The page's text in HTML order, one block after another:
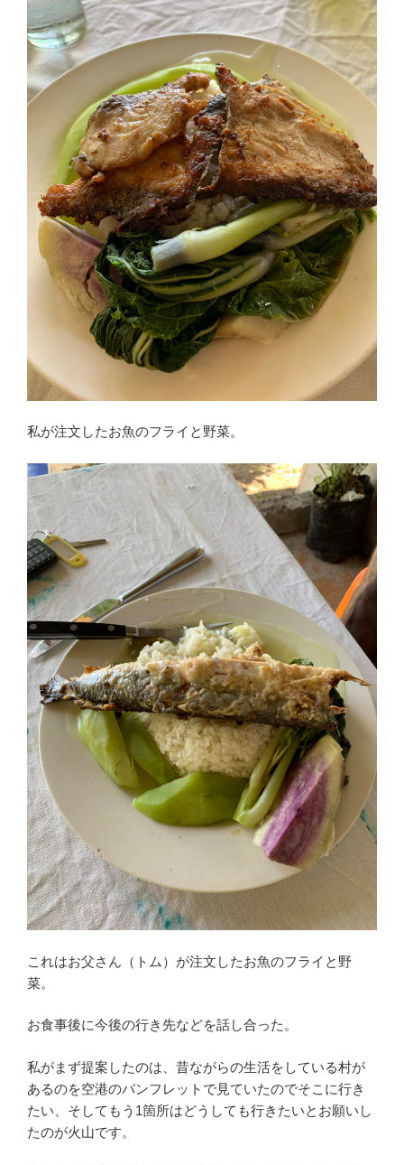
私が注文したお魚のフライと野菜。
これはお父さん（トム）が注文したお魚のフライと野
菜。
お食事後に今後の行き先などを話し合った。
私がまず提案したのは、昔ながらの生活をしている村が
あるのを空港のパンフレットで見ていたのでそこに行き
たい、そしてもう1箇所はどうしても行きたいとお願いし
たのが火山です。